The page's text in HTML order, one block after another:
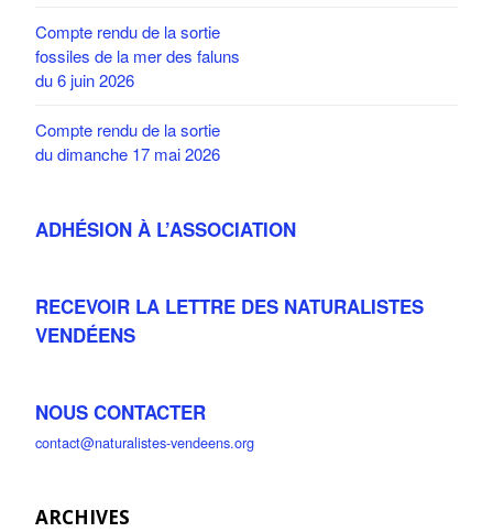
Compte rendu de la sortie
fossiles de la mer des faluns
du 6 juin 2026
Compte rendu de la sortie
du dimanche 17 mai 2026
ADHÉSION À L’ASSOCIATION
RECEVOIR LA LETTRE DES NATURALISTES
VENDÉENS
NOUS CONTACTER
contact@naturalistes-vendeens.org
ARCHIVES